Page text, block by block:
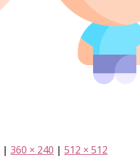
| 360 × 240 | 512 × 512